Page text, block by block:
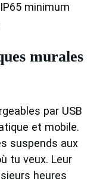
minimum
murales
par USB
et mobile.
suspends aux
tu veux. Leur
heures